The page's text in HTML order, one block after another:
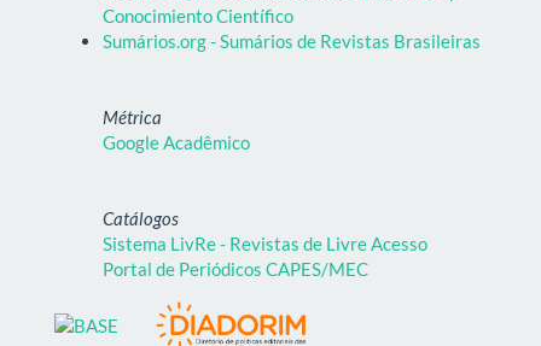
Conocimiento Científico
Sumários.org - Sumários de Revistas Brasileiras
Métrica
Google Acadêmico
Catálogos
Sistema LivRe - Revistas de Livre Acesso
Portal de Periódicos CAPES/MEC